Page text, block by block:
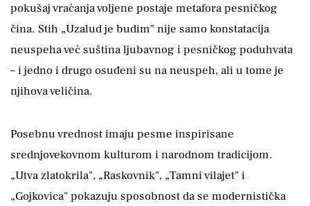
pokušaj vraćanja voljene postaje metafora pesničkog
čina. Stih „Uzalud je budim" nije samo konstatacija
neuspeha već suština ljubavnog i pesničkog poduhvata
– i jedno i drugo osuđeni su na neuspeh, ali u tome je
njihova veličina.
Posebnu vrednost imaju pesme inspirisane
srednjovekovnom kulturom i narodnom tradicijom.
„Utva zlatokrila", „Raskovnik", „Tamni vilajet" i
„Gojkovica" pokazuju sposobnost da se modernistička